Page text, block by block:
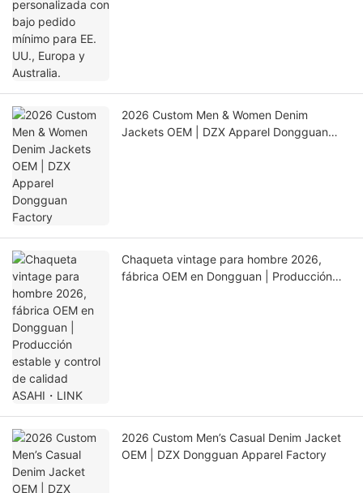
2026 Custom Men & Women Denim
Jackets OEM | DZX Apparel Dongguan
Chaqueta vintage para hombre 2026,
fábrica OEM en Dongguan | Producción
2026 Custom Men’s Casual Denim Jacket
OEM | DZX Dongguan Apparel Factory